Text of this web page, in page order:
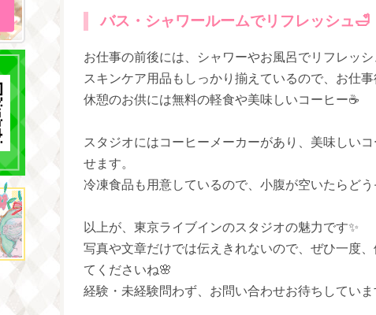
バス・シャワールームでリフレッシュ🛁
お仕事の前後には、シャワーやお風呂でリフレッシ
スキンケア用品もしっかり揃えているので、お仕
休憩のお供には無料の軽食や美味しいコーヒー☕
スタジオにはコーヒーメーカーがあり、美味しい
せます。
冷凍食品も用意しているので、小腹が空いたらどう
以上が、東京ライブインのスタジオの魅力です✨
写真や文章だけでは伝えきれないので、ぜひ一度
てくださいね🌸
経験・未経験問わず、お問い合わせお待ちしていま